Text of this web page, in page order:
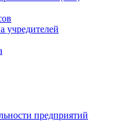
учредителей
предприятий